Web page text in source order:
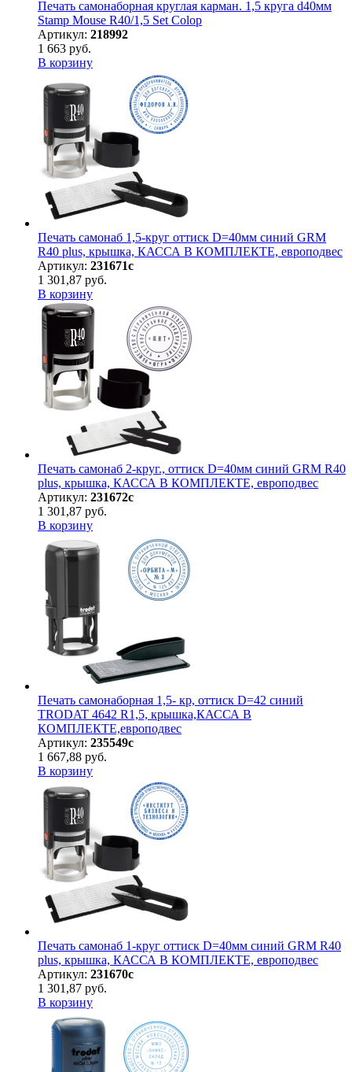
Печать самонаборная круглая карман. 1,5 круга d40мм
Stamp Mouse R40/1,5 Set Colop
Артикул: 218992
1 663 руб.
В корзину
Печать самонаб 1,5-круг оттиск D=40мм синий GRM
R40 plus, крышка, КАССА В КОМПЛЕКТЕ, европодвес
Артикул: 231671с
1 301,87 руб.
В корзину
Печать самонаб 2-круг., оттиск D=40мм синий GRM R40
plus, крышка, КАССА В КОМПЛЕКТЕ, европодвес
Артикул: 231672с
1 301,87 руб.
В корзину
Печать самонаборная 1,5- кр, оттиск D=42 синий
TRODAT 4642 R1,5, крышка,КАССА В
КОМПЛЕКТЕ,европодвес
Артикул: 235549с
1 667,88 руб.
В корзину
Печать самонаб 1-круг оттиск D=40мм синий GRM R40
plus, крышка, КАССА В КОМПЛЕКТЕ, европодвес
Артикул: 231670с
1 301,87 руб.
В корзину